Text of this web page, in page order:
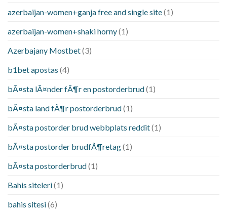
azerbaijan-women+ganja free and single site(1)
azerbaijan-women+shaki horny(1)
Azerbajany Mostbet(3)
b1bet apostas (4)
bÃ¤sta lÃ¤nder fÃ¶r en postorderbrud(1)
bÃ¤sta land fÃ¶r postorderbrud(1)
bÃ¤sta postorder brud webbplats reddit(1)
bÃ¤sta postorder brudfÃ¶retag(1)
bÃ¤sta postorderbrud(1)
Bahis siteleri(1)
bahis sitesi(6)